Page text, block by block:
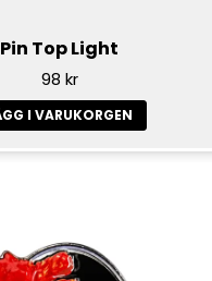
Pin Top Light
98 kr
I VARUKORGEN